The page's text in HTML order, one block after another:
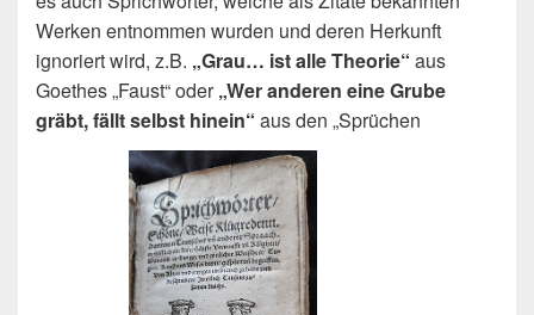
Werken entnommen wurden und deren Herkunft
ignoriert wird, z.B. „Grau… ist alle Theorie“ aus
Goethes „Faust“ oder„Wer anderen eine Grube
gräbt, fällt selbst hinein“ aus den „Sprüchen